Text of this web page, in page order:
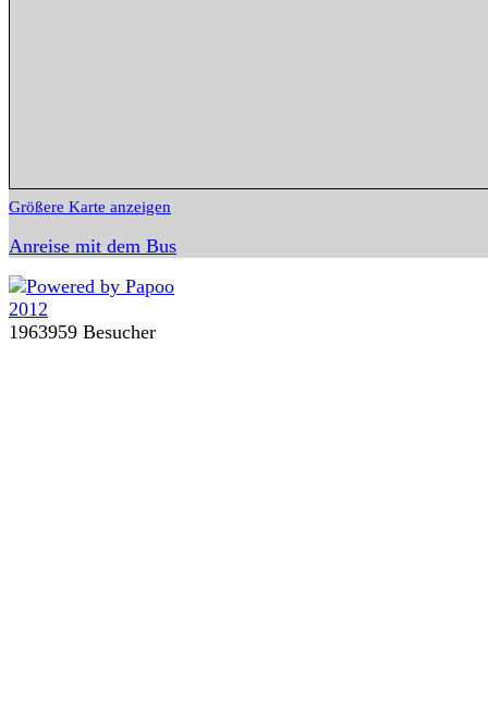
Größere Karte anzeigen
Anreise mit dem Bus
1963959 Besucher